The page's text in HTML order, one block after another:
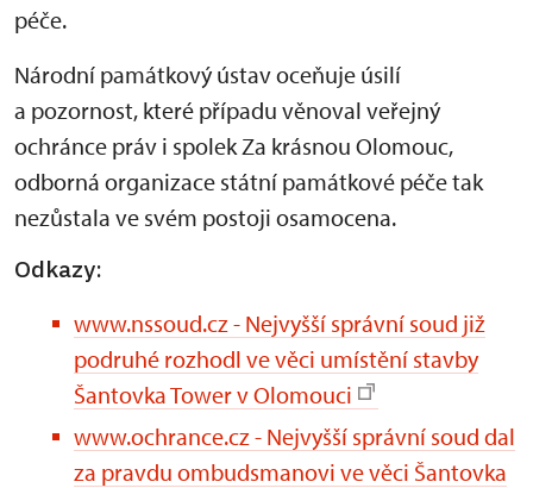
péče.
Národní památkový ústav oceňuje úsilí
a pozornost, které případu věnoval veřejný
ochránce práv i spolek Za krásnou Olomouc,
odborná organizace státní památkové péče tak
nezůstala ve svém postoji osamocena.
Odkazy:
www.nssoud.cz - Nejvyšší správní soud již
podruhé rozhodl ve věci umístění stavby
Šantovka Tower v Olomouci
www.ochrance.cz - Nejvyšší správní soud dal
za pravdu ombudsmanovi ve věci Šantovka